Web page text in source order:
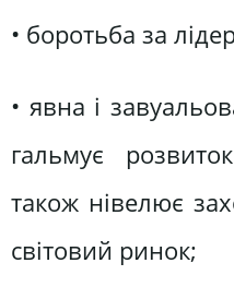
• боротьба за
• явна і
гальмує
також нівелює
світовий ринок;